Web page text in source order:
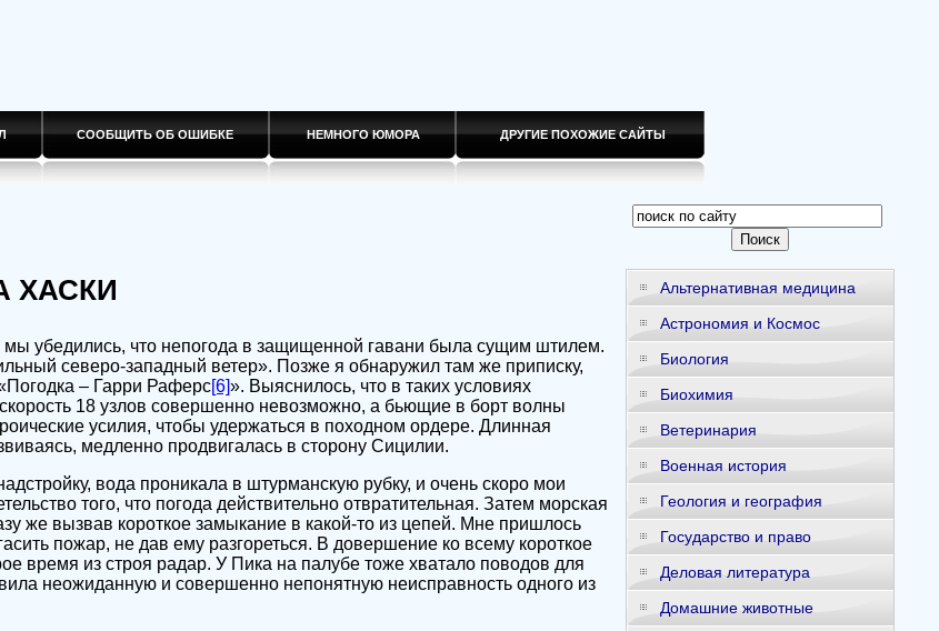
СООБЩИТЬ ОБ ОШИБКЕ НЕМНОГО ЮМОРА ДРУГИЕ ПОХОЖИЕ САЙТЫ
ХАСКИ
убедились, что непогода в защищенной гавани была сущим штилем.
северо-западный ветер». Позже я обнаружил там же приписку,
– Гарри Раферс[6]». Выяснилось, что в таких условиях
18 узлов совершенно невозможно, а бьющие в борт волны
усилия, чтобы удержаться в походном ордере. Длинная
медленно продвигалась в сторону Сицилии.
вода проникала в штурманскую рубку, и очень скоро мои
того, что погода действительно отвратительная. Затем морская
же вызвав короткое замыкание в какой-то из цепей. Мне пришлось
пожар, не дав ему разгореться. В довершение ко всему короткое
время из строя радар. У Пика на палубе тоже хватало поводов для
неожиданную и совершенно непонятную неисправность одного из
Альтернативная медицина
Астрономия и Космос
Биология
Биохимия
Ветеринария
Военная история
Геология и география
Государство и право
Деловая литература
Домашние животные